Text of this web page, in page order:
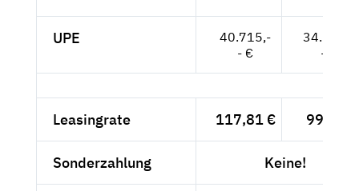
UPE
40.715,-
- €
34.214,-
- €
Leasingrate 117,81 € 99,-- €
Sonderzahlung Keine!